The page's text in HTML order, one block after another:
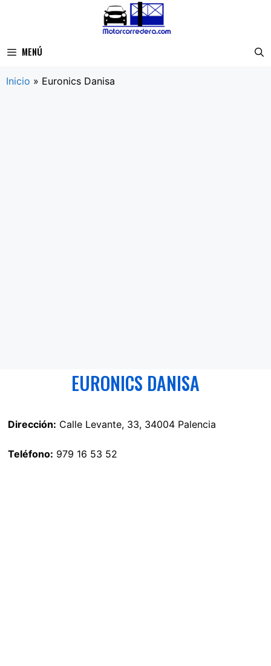
MENÚ
Inicio » Euronics Danisa
EURONICS DANISA
Dirección: Calle Levante, 33, 34004 Palencia
Teléfono: 979 16 53 52